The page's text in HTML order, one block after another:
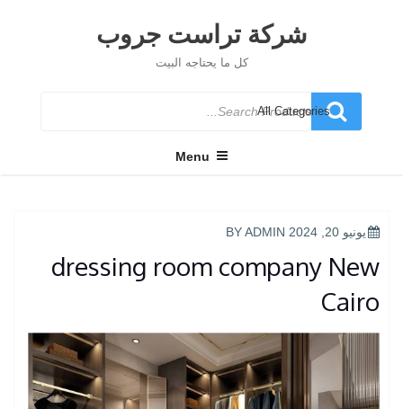
شركة تراست جروب
كل ما يحتاجه البيت
Search
for
Menu
POSTED
يونيو 20, 2024 ADMIN
dressing room company New
Cairo